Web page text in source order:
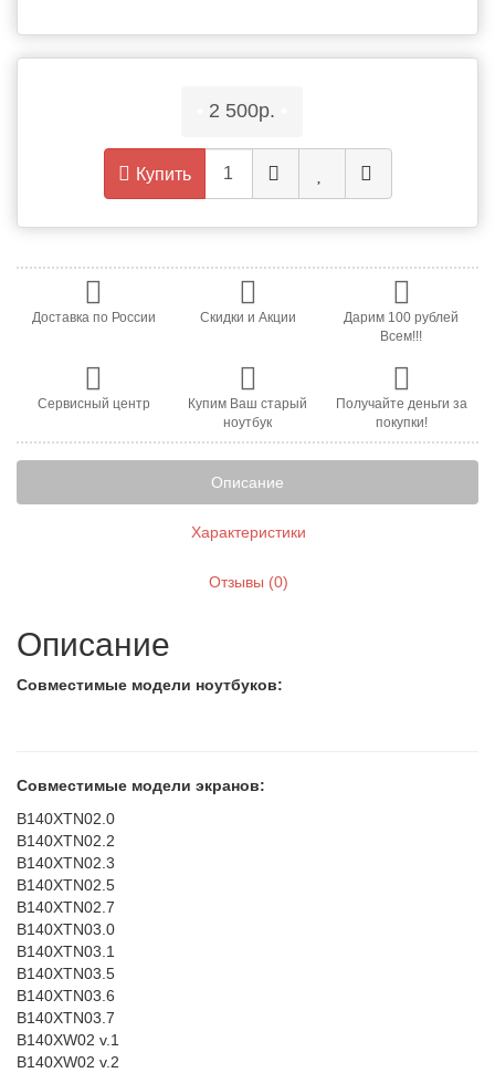
2 500р.
Купить
Доставка по России Скидки и Акции
Дарим 100 рублей
Всем!!!
Сервисный центр
Купим Ваш старый
ноутбук
Получайте деньги за
покупки!
Описание
Характеристики
Отзывы (0)
Описание
Совместимые модели ноутбуков:
Совместимые модели экранов:
B140XTN02.0
B140XTN02.2
B140XTN02.3
B140XTN02.5
B140XTN02.7
B140XTN03.0
B140XTN03.1
B140XTN03.5
B140XTN03.6
B140XTN03.7
B140XW02 v.1
B140XW02 v.2